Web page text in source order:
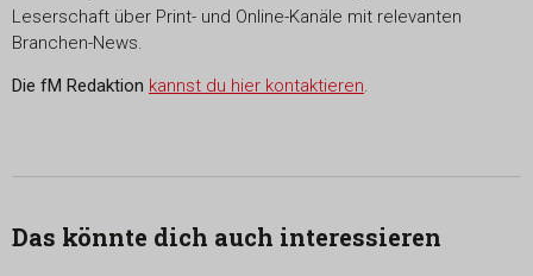
Leserschaft über Print- und Online-Kanäle mit relevanten
Branchen-News.
Die fM Redaktion kannst du hier kontaktieren.
Das könnte dich auch interessieren